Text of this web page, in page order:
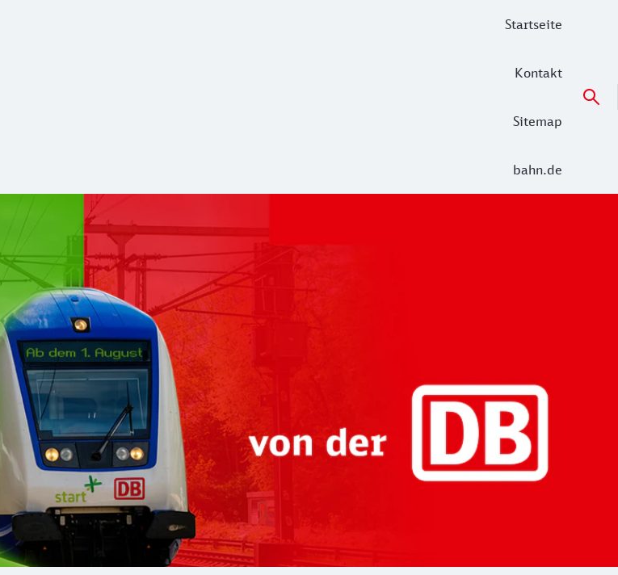
Startseite
Kontakt
Sitemap
bahn.de
zu DB Regio
Nahverkehr. Für Sie bleibt der Alltag in den Netzen Unterelbe (RE 5 Hamburg –